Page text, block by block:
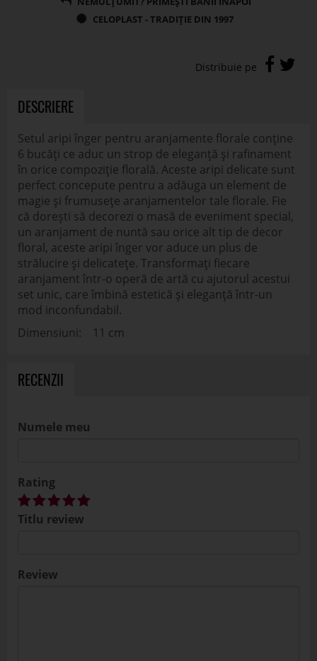
DESCRIERE
Setul aripi înger pentru aranjamente florale conține
6 bucăți ce aduc un strop de eleganță și rafinament
în orice compoziție florală. Aceste aripi delicate sunt
perfect concepute pentru a adăuga un element de
magie și frumusețe aranjamentelor tale florale. Fie
că dorești să decorezi o masă de eveniment special,
un aranjament de nuntă sau orice alt tip de decor
floral, aceste aripi înger vor aduce un plus de
strălucire și delicatețe. Transformați fiecare
aranjament într-o operă de artă cu ajutorul acestui
set unic, care îmbină estetică și eleganță într-un
mod inconfundabil.
Dimensiuni: 11 cm
RECENZII
Numele meu
Rating
Titlu review
Review